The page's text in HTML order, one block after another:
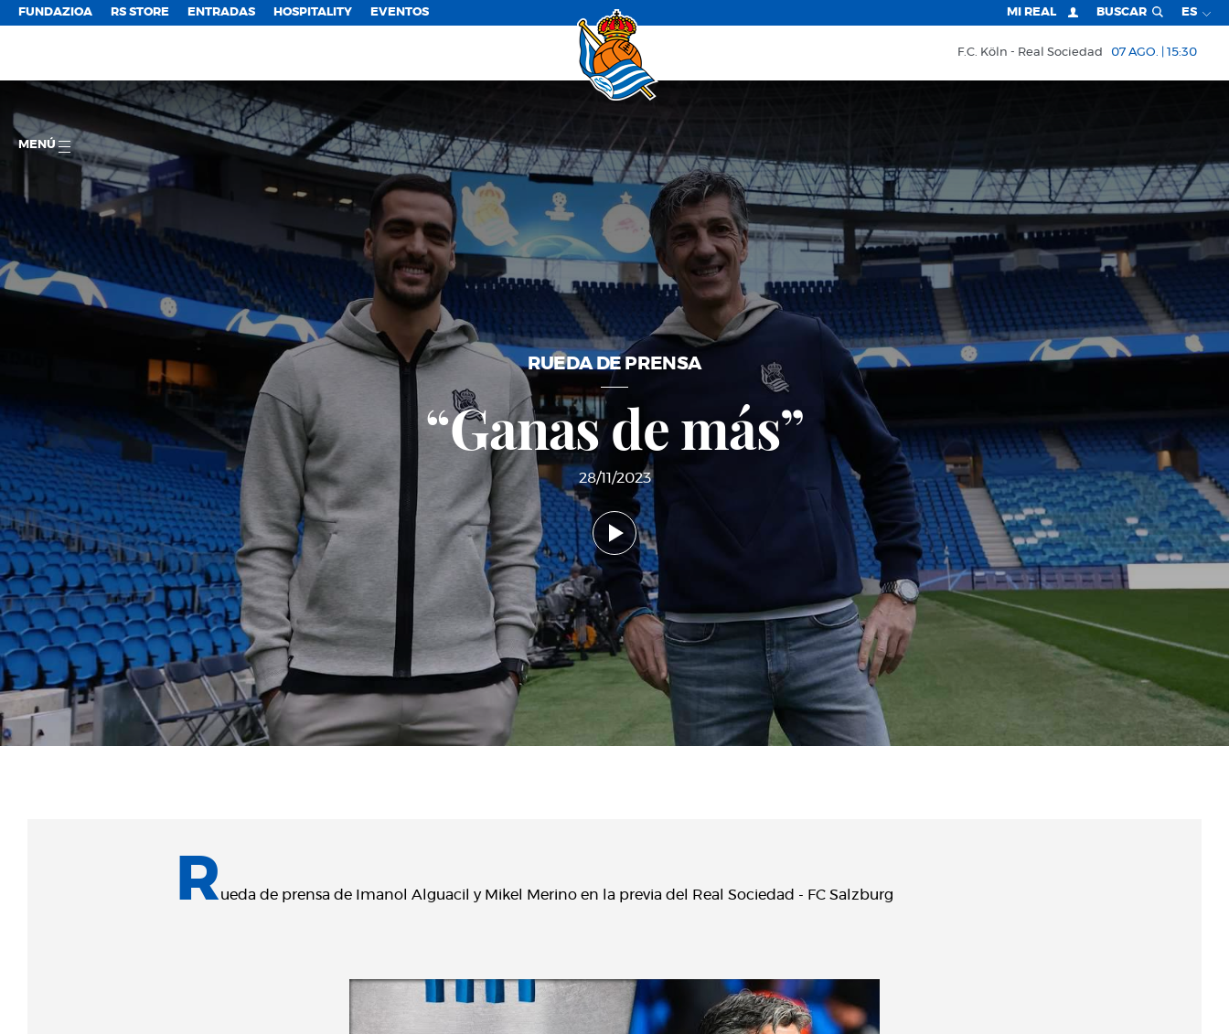
FUNDAZIOA RS STORE ENTRADAS HOSPITALITY EVENTOS MI REAL BUSCAR ES
F.C. Köln Real Sociedad 07 AGO. | 15:30
MENÚ
RUEDA DE PRENSA
“Ganas de más”
28/11/2023
Rueda de prensa de Imanol Alguacil y Mikel Merino en la previa del Real Sociedad - FC Salzburg